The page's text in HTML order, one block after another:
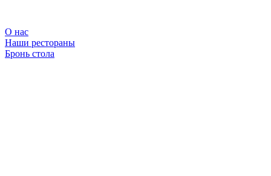
О нас
Наши рестораны
Бронь стола